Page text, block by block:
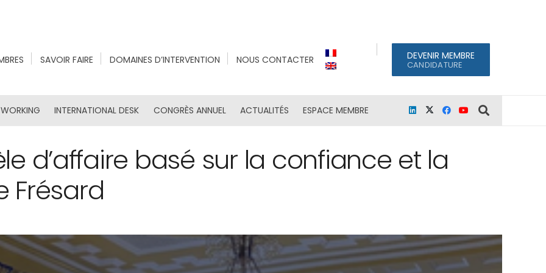
SAVOIR FAIRE DOMAINES D’INTERVENTION NOUS CONTACTER DEVENIR MEMBRE
CANDIDATURE
INTERNATIONAL DESK CONGRÈS ANNUEL ACTUALITÉS ESPACE MEMBRE
d’affaire basé sur la confiance et la
Frésard